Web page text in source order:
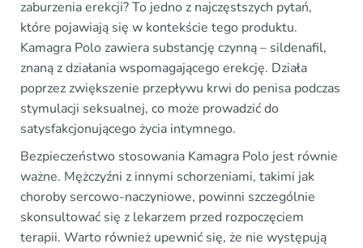
zaburzenia erekcji? To jedno z najczęstszych pytań,
które pojawiają się w kontekście tego produktu.
Kamagra Polo zawiera substancję czynną – sildenafil,
znaną z działania wspomagającego erekcję. Działa
poprzez zwiększenie przepływu krwi do penisa podczas
stymulacji seksualnej, co może prowadzić do
satysfakcjonującego życia intymnego.
Bezpieczeństwo stosowania Kamagra Polo jest równie
ważne. Mężczyźni z innymi schorzeniami, takimi jak
choroby sercowo-naczyniowe, powinni szczególnie
skonsultować się z lekarzem przed rozpoczęciem
terapii. Warto również upewnić się, że nie występują